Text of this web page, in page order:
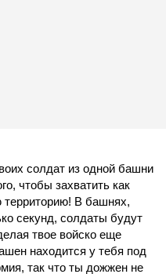
солдат из одной башни
чтобы захватить как
В башнях,
секунд, солдаты будут
твое войско еще
находится у тебя под
так что ты дожжен не